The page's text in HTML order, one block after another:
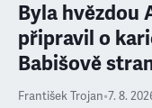
Byla hvězdou
připravil o
Babišově
František Trojan•7. 8.